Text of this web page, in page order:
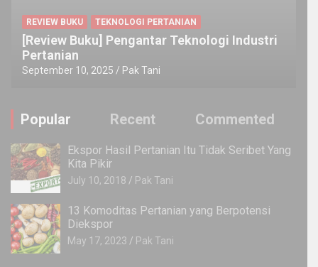
REVIEW BUKU TEKNOLOGI PERTANIAN
[Review Buku] Pengantar Teknologi Industri
Pertanian
September 10, 2025 Pak Tani
Popular Recent Commented
Ekspor Hasil Pertanian Itu Tidak Seribet Yang
Kita Pikir
July 10, 2018 Pak Tani
13 Komoditas Pertanian yang Berpotensi
Diekspor
May 17, 2023 Pak Tani